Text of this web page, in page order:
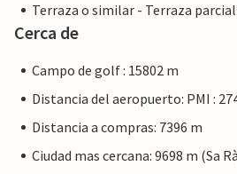
Terraza o similar - Terraza
Cerca de
Campo de golf : 15802 m
Distancia del aeropuerto: PMI :
Distancia a compras: 7396 m
Ciudad mas cercana: 9698 m (Sa